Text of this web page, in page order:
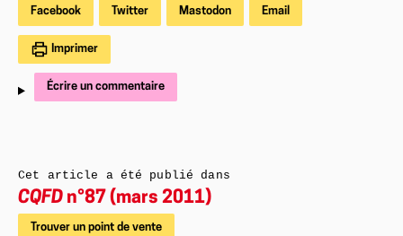
Facebook Twitter Mastodon Email
Imprimer
Écrire un commentaire
Cet article a été publié dans
CQFD n°87 (mars 2011)
Trouver un point de vente